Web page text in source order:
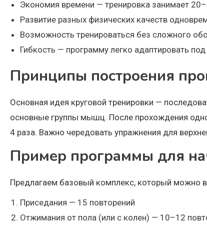
Экономия времени — тренировка занимает
Развитие разных физических качеств
Возможность тренироваться без сложного
Гибкость — программу легко адаптировать
Принципы построения
Основная идея круговой тренировки —
основные группы мышц. После прохождения
4 раза. Важно чередовать упражнения для
Пример программы для
Предлагаем базовый комплекс, который можно
Приседания — 15 повторений
Отжимания от пола (или с колен) — 10–12